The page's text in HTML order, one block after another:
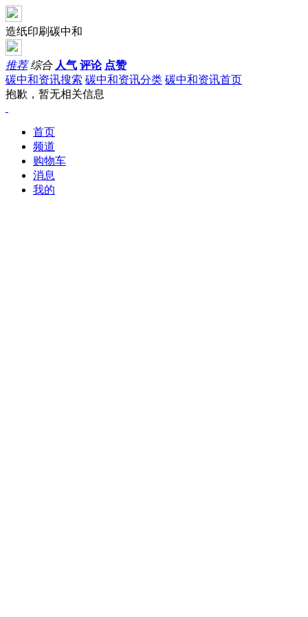
造纸印刷碳中和
推荐 综合 人气 评论 点赞
碳中和资讯搜索 碳中和资讯分类 碳中和资讯首页
抱歉，暂无相关信息
首页
频道
购物车
消息
我的